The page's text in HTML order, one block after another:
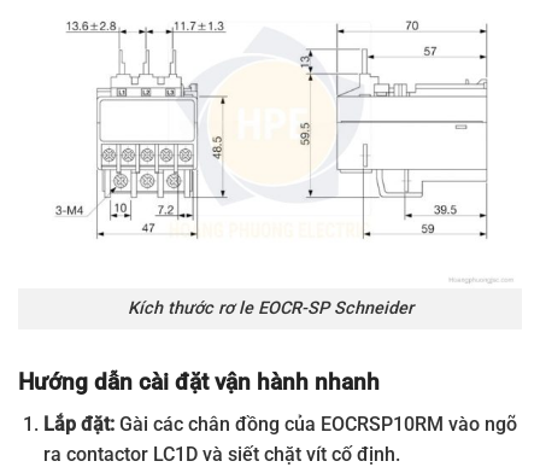
Kích thước rơ le EOCR-SP Schneider
Hướng dẫn cài đặt vận hành nhanh
Lắp đặt:Gài các chân đồng của EOCRSP10RM vào ngõ
ra contactor LC1D và siết chặt vít cố định.